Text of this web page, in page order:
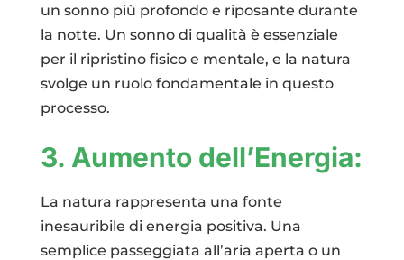
un sonno più profondo e riposante durante
la notte. Un sonno di qualità è essenziale
per il ripristino fisico e mentale, e la natura
svolge un ruolo fondamentale in questo
processo.
3. Aumento dell’Energia:
La natura rappresenta una fonte
inesauribile di energia positiva. Una
semplice passeggiata all’aria aperta o un